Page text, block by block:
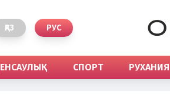
ҚАЗ РУС
СПОРТ